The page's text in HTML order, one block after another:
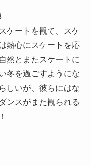
ケートを観て、スケ
熱心にスケートを応
然とまたスケートに
冬を過ごすようにな
しいが、彼らにはな
ンスがまた観られる